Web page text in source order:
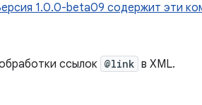
1.0.0-beta09 содержит эти
ссылок @link в XML.